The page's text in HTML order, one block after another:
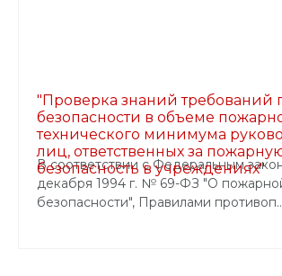
"Проверка знаний требований
безопасности в объеме
технического минимума
лиц, ответственных за
безопасность в учреждениях"
В соответствии с Федеральным
декабря 1994 г. № 69-ФЗ "О
безопасности", Правилами